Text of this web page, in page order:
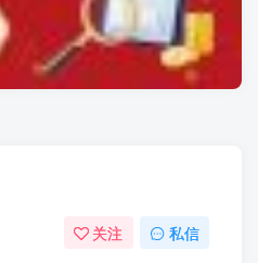
关注 私信